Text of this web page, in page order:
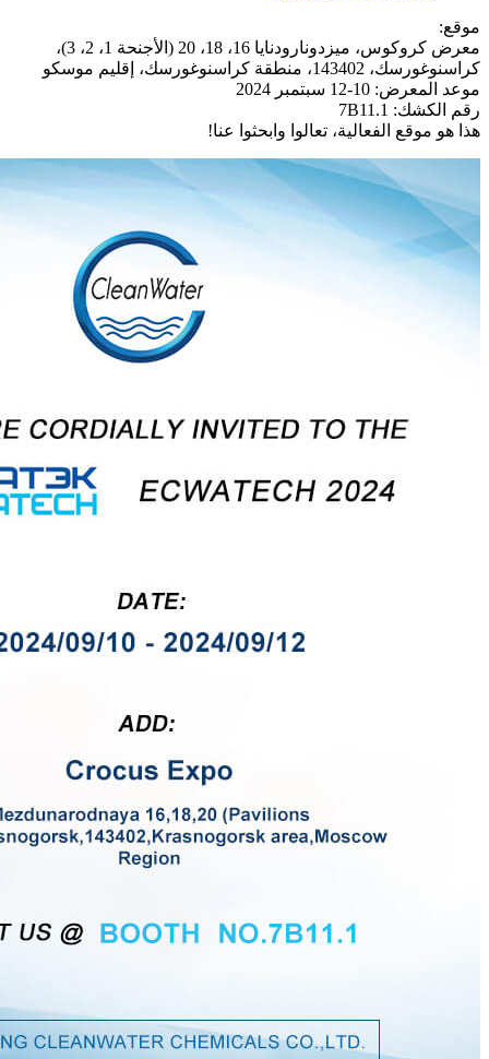
موقع:
معرض كروكوس، ميزدونارودنايا 16، 18، 20 (الأجنحة 1، 2، 3)،
كراسنوغورسك، 143402، منطقة كراسنوغورسك، إقليم موسكو
موعد المعرض: 10-12 سبتمبر 2024
رقم الكشك: 7B11.1
هذا هو موقع الفعالية، تعالوا وابحثوا عنا!